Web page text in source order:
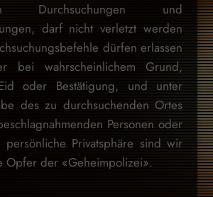
Durchsuchungen und
darf nicht verletzt werden
dürfen erlassen
bei wahrscheinlichem Grund,
oder Bestätigung, und unter
des zu durchsuchenden Ortes
Personen oder
Privatsphäre sind wir
Opfer der «Geheimpolizei».